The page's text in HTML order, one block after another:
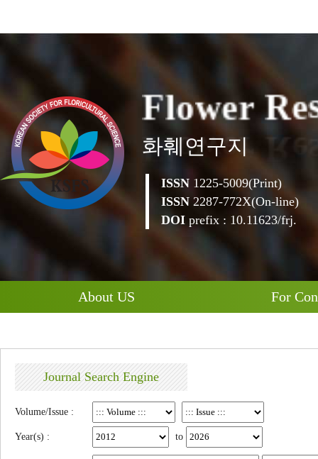
Flower Re
화훼연구지
ISSN 1225-5009(Print)
ISSN 2287-772X(On-line)
DOI prefix : 10.11623/frj.
About US For
Journal Search Engine
Volume/Issue :
Year(s) : to